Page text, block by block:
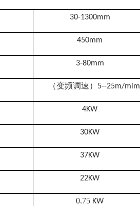
30-1300mm
450mm
3-80mm
（变频调速） 5--25m/mim
4KW
30KW
37KW
22KW
0.75 KW